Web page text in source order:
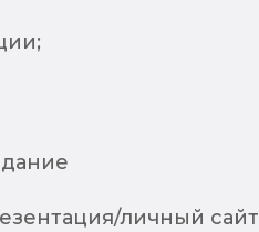
личный